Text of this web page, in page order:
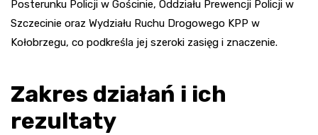
Posterunku Policji w Gościnie, Oddziału Prewencji Policji w
Szczecinie oraz Wydziału Ruchu Drogowego KPP w
Kołobrzegu, co podkreśla jej szeroki zasięg i znaczenie.
Zakres działań i ich
rezultaty